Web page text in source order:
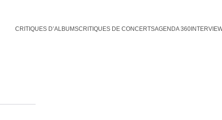
CRITIQUES D’ALBUMSCRITIQUES DE CONCERTSAGENDA 360